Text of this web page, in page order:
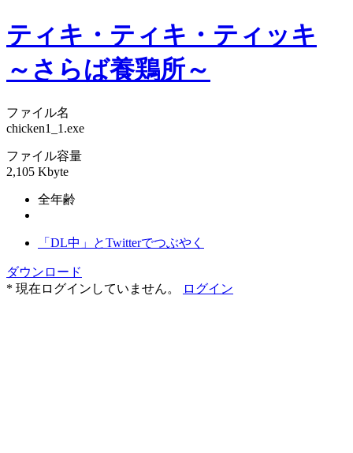
ティキ・ティキ・ティッキ
～さらば養鶏所～
ファイル名
chicken1_1.exe
ファイル容量
2,105 Kbyte
全年齢
「DL中」とTwitterでつぶやく
ダウンロード
* 現在ログインしていません。
ログイン